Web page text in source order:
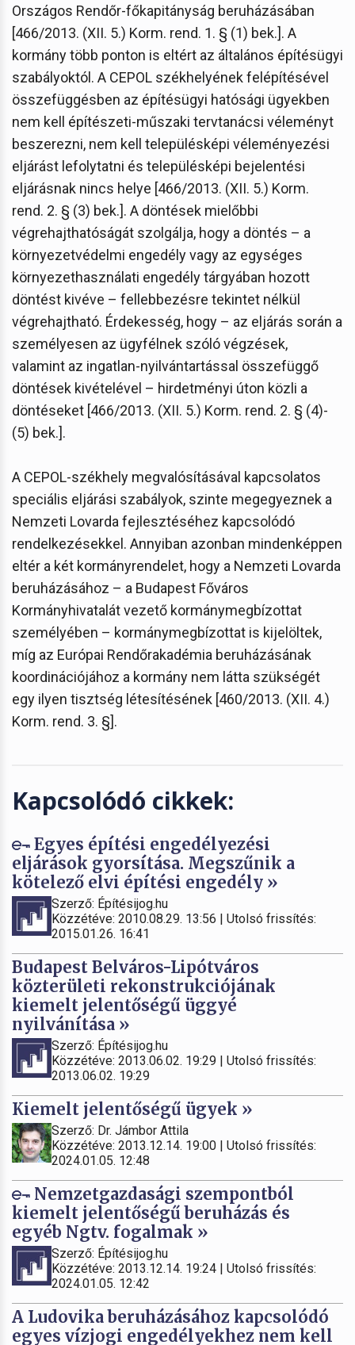
Országos Rendőr-főkapitányság beruházásában
[466/2013. (XII. 5.) Korm. rend. 1. § (1) bek.]. A
kormány több ponton is eltért az általános építésügyi
szabályoktól. A CEPOL székhelyének felépítésével
összefüggésben az építésügyi hatósági ügyekben
nem kell építészeti-műszaki tervtanácsi véleményt
beszerezni, nem kell településképi véleményezési
eljárást lefolytatni és településképi bejelentési
eljárásnak nincs helye [466/2013. (XII. 5.) Korm.
rend. 2. § (3) bek.]. A döntések mielőbbi
végrehajthatóságát szolgálja, hogy a döntés – a
környezetvédelmi engedély vagy az egységes
környezethasználati engedély tárgyában hozott
döntést kivéve – fellebbezésre tekintet nélkül
végrehajtható. Érdekesség, hogy – az eljárás során a
személyesen az ügyfélnek szóló végzések,
valamint az ingatlan-nyilvántartással összefüggő
döntések kivételével – hirdetményi úton közli a
döntéseket [466/2013. (XII. 5.) Korm. rend. 2. § (4)-
(5) bek.].
A CEPOL-székhely megvalósításával kapcsolatos
speciális eljárási szabályok, szinte megegyeznek a
Nemzeti Lovarda fejlesztéséhez kapcsolódó
rendelkezésekkel. Annyiban azonban mindenképpen
eltér a két kormányrendelet, hogy a Nemzeti Lovarda
beruházásához – a Budapest Főváros
Kormányhivatalát vezető kormánymegbízottat
személyében – kormánymegbízottat is kijelöltek,
míg az Európai Rendőrakadémia beruházásának
koordinációjához a kormány nem látta szükségét
egy ilyen tisztség létesítésének [460/2013. (XII. 4.)
Korm. rend. 3. §].
Kapcsolódó cikkek:
Egyes építési engedélyezési
eljárások gyorsítása. Megszűnik a
kötelező elvi építési engedély »
Szerző: Építésijog.hu
Közzétéve: 2010.08.29. 13:56 | Utolsó frissítés:
2015.01.26. 16:41
Budapest Belváros-Lipótváros
közterületi rekonstrukciójának
kiemelt jelentőségű üggyé
nyilvánítása »
Szerző: Építésijog.hu
Közzétéve: 2013.06.02. 19:29 | Utolsó frissítés:
2013.06.02. 19:29
Kiemelt jelentőségű ügyek »
Szerző: Dr. Jámbor Attila
Közzétéve: 2013.12.14. 19:00 | Utolsó frissítés:
2024.01.05. 12:48
Nemzetgazdasági szempontból
kiemelt jelentőségű beruházás és
egyéb Ngtv. fogalmak »
Szerző: Építésijog.hu
Közzétéve: 2013.12.14. 19:24 | Utolsó frissítés:
2024.01.05. 12:42
A Ludovika beruházásához kapcsolódó
egyes vízjogi engedélyekhez nem kell